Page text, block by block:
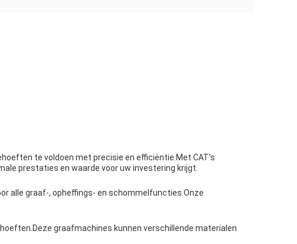
te voldoen met precisie en efficiëntie.Met CAT's
prestaties en waarde voor uw investering krijgt.
alle graaf-, opheffings- en schommelfuncties.Onze
graafmachines kunnen verschillende materialen